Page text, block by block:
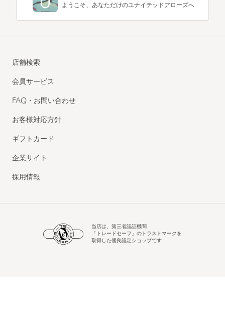
ようこそ、あなただけのユナイテッドアローズへ
店舗検索
会員サービス
FAQ・お問い合わせ
お客様対応方針
ギフトカード
企業サイト
採用情報
当店は、第三者認証機関
「トレードセーフ」のトラストマークを
取得した優良認定ショップです